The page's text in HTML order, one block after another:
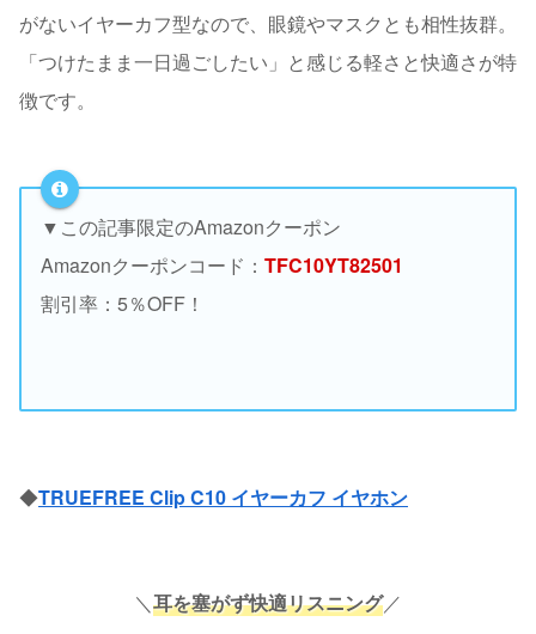
がないイヤーカフ型なので、眼鏡やマスクとも相性抜群。
「つけたまま一日過ごしたい」と感じる軽さと快適さが特
徴です。
▼この記事限定のAmazonクーポン
Amazonクーポンコード： TFC10YT82501
割引率：5％OFF！
◆TRUEFREE Clip C10 イヤーカフ イヤホン
＼ 耳を塞がず快適リスニング／